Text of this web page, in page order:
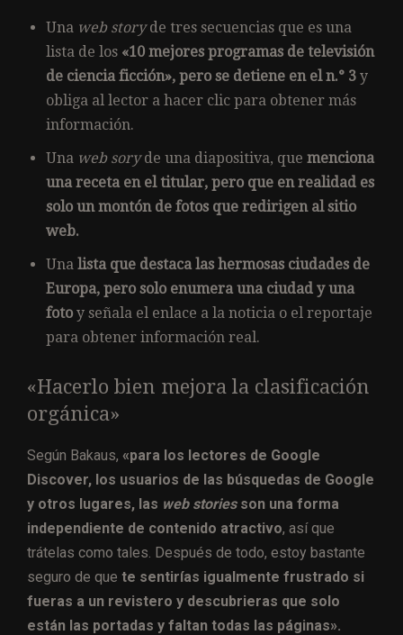
Una web storyde tres secuencias que es una
lista de los «10 mejores programas de televisión
de ciencia ficción», pero se detiene en el n.° 3 y
obliga al lector a hacer clic para obtener más
información.
Una web soryde una diapositiva, que menciona
una receta en el titular, pero que en realidad es
solo un montón de fotos que redirigen al sitio
web.
Una lista que destaca las hermosas ciudades de
Europa, pero solo enumera una ciudad y una
foto y señala el enlace a la noticia o el reportaje
para obtener información real.
«Hacerlo bien mejora la clasificación
orgánica»
Según Bakaus, «para los lectores de Google
Discover, los usuarios de las búsquedas de Google
y otros lugares, las web storiesson una forma
independiente de contenido atractivo, así que
trátelas como tales. Después de todo, estoy bastante
seguro de que te sentirías igualmente frustrado si
fueras a un revistero y descubrieras que solo
están las portadas y faltan todas las páginas».